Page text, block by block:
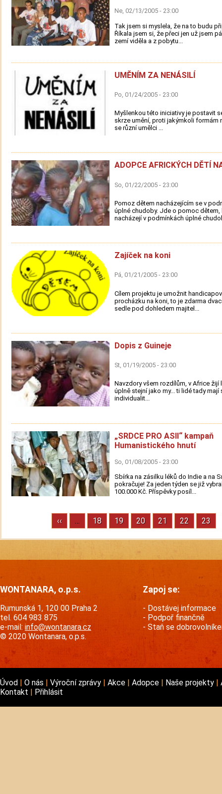
Ne, 02/13/2005 - 23:00
Tak jsem si myslela, že na to budu
Říkala jsem si, že přeci jen už jsem
zemí viděla a z pobytu...
UMĚNÍM ZA NENÁSILÍ
Po, 01/24/2005 - 23:00
Myšlenkou této iniciativy je postavit
skrze umění, proti jakýmkoli formám
se různí umělci ...
ADOPCE AFRICKÝCH DĚTÍ
So, 01/22/2005 - 23:00
Pomoz dětem nacházejícím se v
úplné chudoby. Jde o pomoc dětem,
nacházejí v podmínkách úplné
Zajíček na koni
Pá, 01/21/2005 - 23:00
Cílem projektu je umožnit
procházku na koni, to je zdarma
sedle pod dohledem majitel...
Dopis z Guineje
St, 01/19/2005 - 23:00
Navzdory všem rozdílům, v Africe žijí
úplně stejní jako my... ti lidé tady mají
individualit...
„SRDCE PRO ASII“ kampaň
Humanistického hnutí
So, 01/08/2005 - 23:00
Sbírka na zásilku léků do Indie a na
pokračuje! Za jeden týden se již
100.000 Kč. Příspěvky posíl...
Pagination
Previous
page
‹‹ … Stránka
18 Stránka
19 Stránka
20 Stránka
21 Stránka
22 23
WONTANARA, o.p.s.
Rumunská 1, 120 00 Praha 2
tel. 604 983 875
e-mail: info@wontanara.cz
© 2020 Wontanara, o.p.s.
Zapoj se:
Dostávej informace
Podpoř finančně
Staň se
Úvod O nás Výroční zprávy Akce Adopce Naše projekty
Kontakt
Přihlásit